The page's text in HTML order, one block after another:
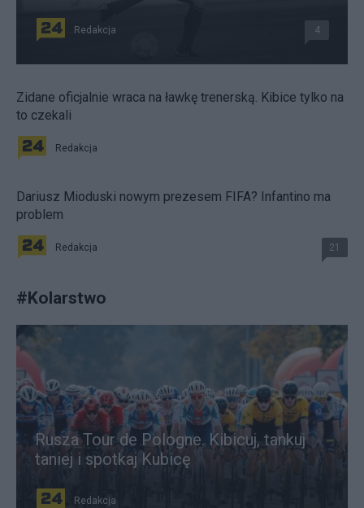
Redakcja 4
Zidane oficjalnie wraca na ławkę trenerską. Kibice tylko na
to czekali
Redakcja
Dariusz Mioduski nowym prezesem FIFA? Infantino ma
problem
Redakcja 21
#Kolarstwo
Rusza Tour de Pologne. Kibicuj, tankuj
taniej i spotkaj Kubicę
Redakcja